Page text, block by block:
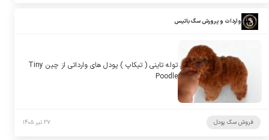
واردات و پرورش سگ باتیس
توله تاینی ( تیکاپ ) پودل های وارداتی از چین Tiny
Poodle
فروش سگ پودل ۲۷ تیر ۱۴۰۵